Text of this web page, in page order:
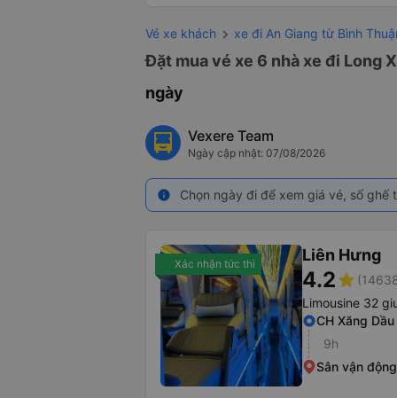
Vé xe khách xe đi An Giang từ Bình
Đặt mua vé xe 6 nhà xe đi Long
ngày
Vexere Team
Ngày cập nhật: 07/08/2026
info Chọn ngày đi để xem giá vé, số
Xác nhận tức thì Liên Hưng
4.2star
Limousine 32
CH Xăng
9h
Sân vận